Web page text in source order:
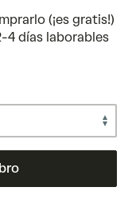
(¡es gratis!)
4 días laborables